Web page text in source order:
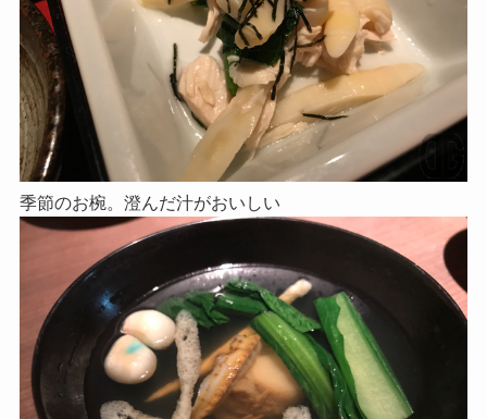
季節のお椀。澄んだ汁がおいしい